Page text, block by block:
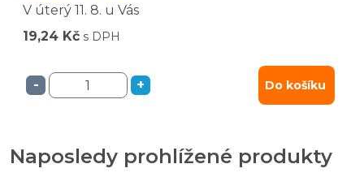
V úterý 11. 8. u Vás
19,24 Kč s DPH
- + Do košíku
Naposledy prohlížené produkty